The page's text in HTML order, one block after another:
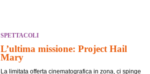
SPETTACOLI
L’ultima missione: Project Hail
Mary
La limitata offerta cinematografica in zona, ci spinge